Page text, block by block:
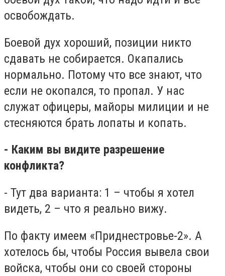
освобождать.
Боевой дух хороший, позиции никто
сдавать не собирается. Окапались
нормально. Потому что все знают, что
если не окопался, то пропал. У нас
служат офицеры, майоры милиции и не
стесняются брать лопаты и копать.
- Каким вы видите разрешение
конфликта?
- Тут два варианта: 1 – чтобы я хотел
видеть, 2 – что я реально вижу.
По факту имеем «Приднестровье-2». А
хотелось бы, чтобы Россия вывела свои
войска, чтобы они со своей стороны